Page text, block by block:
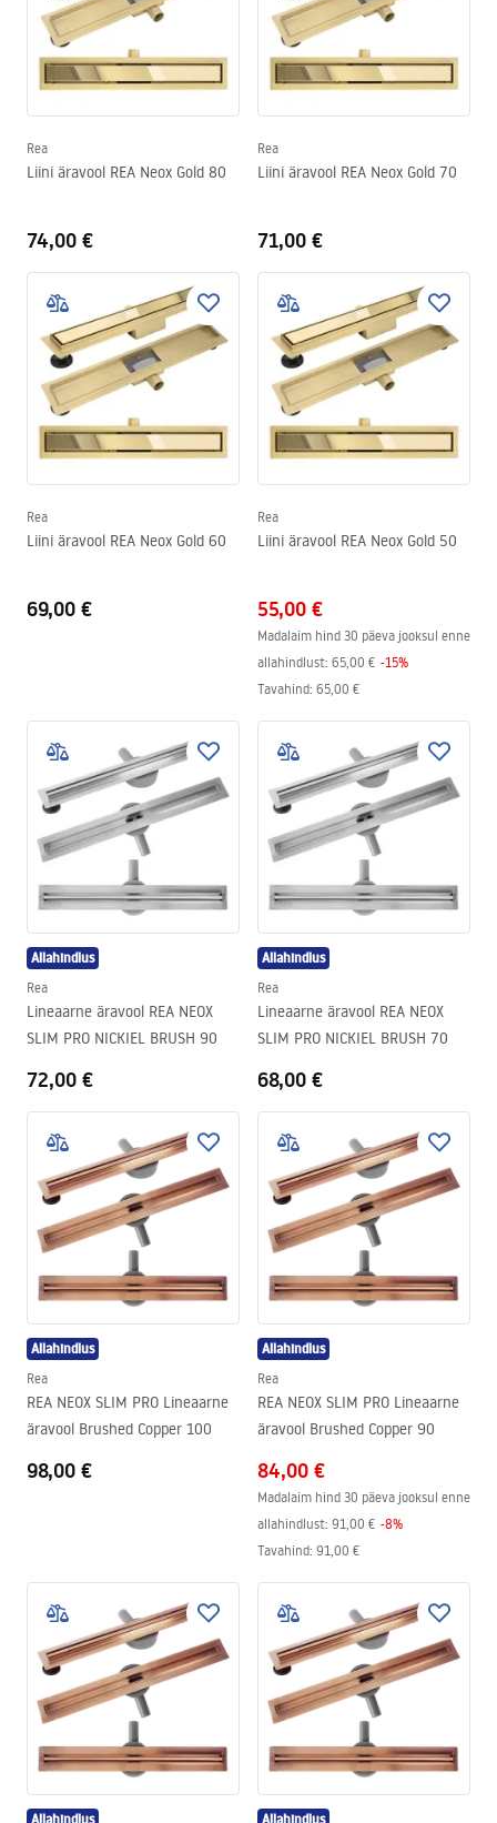
Rea
Liini äravool REA Neox Gold 80
74,00 €
Rea
Liini äravool REA Neox Gold 70
71,00 €
Rea
Liini äravool REA Neox Gold 60
69,00 €
Rea
Liini äravool REA Neox Gold 50
55,00 €
Madalaim hind 30 päeva jooksul enne
allahindlust: 65,00 € -15%
Tavahind: 65,00 €
Allahindlus
Rea
Lineaarne äravool REA NEOX
SLIM PRO NICKIEL BRUSH 90
72,00 €
Allahindlus
Rea
Lineaarne äravool REA NEOX
SLIM PRO NICKIEL BRUSH 70
68,00 €
Allahindlus
Rea
REA NEOX SLIM PRO Lineaarne
äravool Brushed Copper 100
98,00 €
Allahindlus
Rea
REA NEOX SLIM PRO Lineaarne
äravool Brushed Copper 90
84,00 €
Madalaim hind 30 päeva jooksul enne
allahindlust: 91,00 € -8%
Tavahind: 91,00 €
Allahindlus Allahindlus